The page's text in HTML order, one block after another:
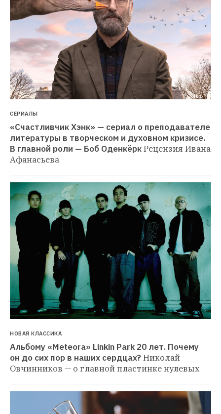
СЕРИАЛЫ
«Счастливчик Хэнк» — сериал о преподавателе
литературы в творческом и духовном кризисе.
В главной роли — Боб ОденкёркРецензия Ивана
Афанасьева
НОВАЯ КЛАССИКА
Альбому «Meteora» Linkin Park 20 лет. Почему
он до сих пор в наших сердцах?Николай
Овчинников — о главной пластинке нулевых